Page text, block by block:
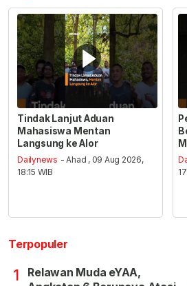
Tindak Lanjut Aduan
Mahasiswa Mentan
Langsung ke Alor
Dailynews - Ahad , 09 Aug 2026,
18:15 WIB
Terpopuler
1
Relawan Muda eYAA,